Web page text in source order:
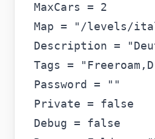
MaxCars = 2
Map = "/levels/
Description =
Tags =
Password = ""
Private = false
Debug = false